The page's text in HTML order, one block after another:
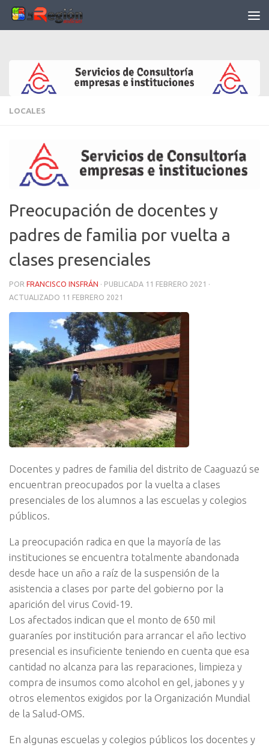
Saltar al contenido
LOCALES
Preocupación de docentes y
padres de familia por vuelta a
clases presenciales
POR FRANCISCO INSFRÁN · PUBLICADA 11 FEBRERO 2021 ·
ACTUALIZADO 11 FEBRERO 2021
Docentes y padres de familia del distrito de Caaguazú se
encuentran preocupados por la vuelta a clases
presenciales de los alumnos a las escuelas y colegios
públicos.
La preocupación radica en que la mayoría de las
instituciones se encuentra totalmente abandonada
desde hace un año a raíz de la suspensión de la
asistencia a clases por parte del gobierno por la
aparición del virus Covid-19.
Los afectados indican que el monto de 650 mil
guaraníes por institución para arrancar el año lectivo
presencial es insuficiente teniendo en cuenta que esa
cantidad no alcanza para las reparaciones, limpieza y
compra de insumos como alcohol en gel, jabones y y
otros elementos exigidos por la Organización Mundial
de la Salud-OMS.
En algunas escuelas y colegios públicos los docentes y